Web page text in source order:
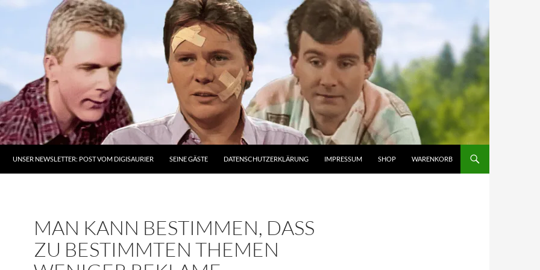
UNSER NEWSLETTER: POST VOM DIGISAURIER SEINE GÄSTE DATENSCHUTZERKLÄRUNG IMPRESSUM SHOP WARENKORB
MAN KANN BESTIMMEN, DASS
ZU BESTIMMTEN THEMEN